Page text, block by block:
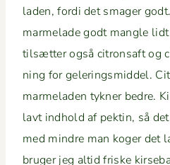
laden, for­di det smager
marme­lade godt man­gle
tilsæt­ter også cit­ron­saft og
ning for geler­ingsmid­del.
marme­laden tykn­er bedre.
lavt ind­hold af pek­tin, så
med min­dre man koger det
bruger jeg altid friske